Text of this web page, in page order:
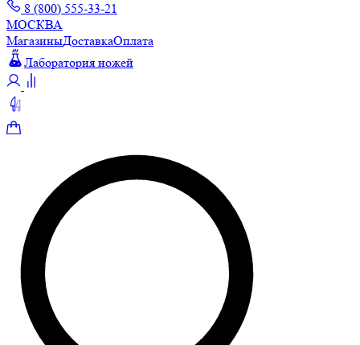
8 (800) 555-33-21
МОСКВА
МагазиныДоставкаОплата
Лаборатория ножей